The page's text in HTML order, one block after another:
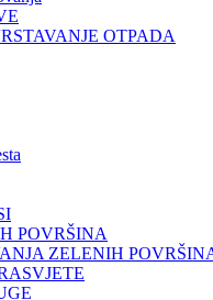
OTPADA
POVRŠINA
ZELENIH